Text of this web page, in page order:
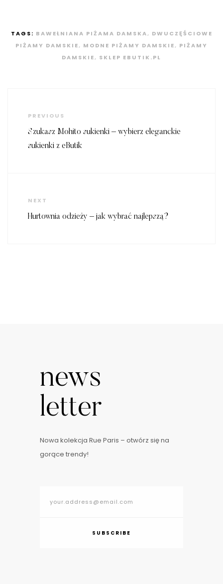
TAGS: BAWEŁNIANA PIŻAMA DAMSKA, DWUCZĘŚCIOWE
PIŻAMY DAMSKIE, MODNE PIŻAMY DAMSKIE, PIŻAMY
DAMSKIE, SKLEP EBUTIK.PL
wpisu
Previous
Post
PREVIOUS
Szukasz Mohito sukienki – wybierz eleganckie
sukienki z eButik
Next
Post
NEXT
Hurtownia odzieży – jak wybrać najlepszą?
news
letter
Nowa kolekcja Rue Paris – otwórz się na
gorące trendy!
SUBSCRIBE